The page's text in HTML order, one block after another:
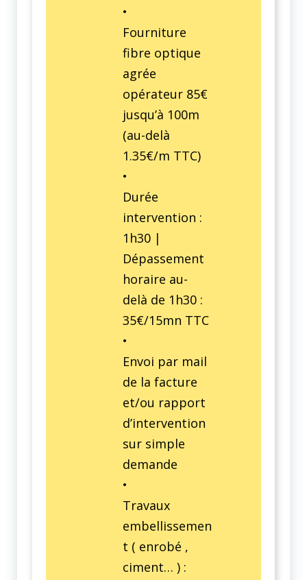
•
Fourniture
fibre optique
agrée
opérateur 85€
jusqu’à 100m
(au-delà
1.35€/m TTC)
•
Durée
intervention :
1h30 |
Dépassement
horaire au-
delà de 1h30 :
35€/15mn TTC
•
Envoi par mail
de la facture
et/ou rapport
d’intervention
sur simple
demande
•
Travaux
embellissemen
t ( enrobé ,
ciment… ) :